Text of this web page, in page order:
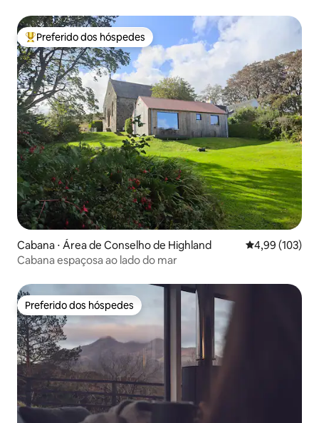
Entre os melhores preferidos dos hóspedes
Preferido dos hóspedes
Cabana ⋅ Área de Conselho de Highland 4,99 de uma
4,99 (103)
Cabana espaçosa ao lado do mar
Preferido dos hóspedes
Preferido dos hóspedes